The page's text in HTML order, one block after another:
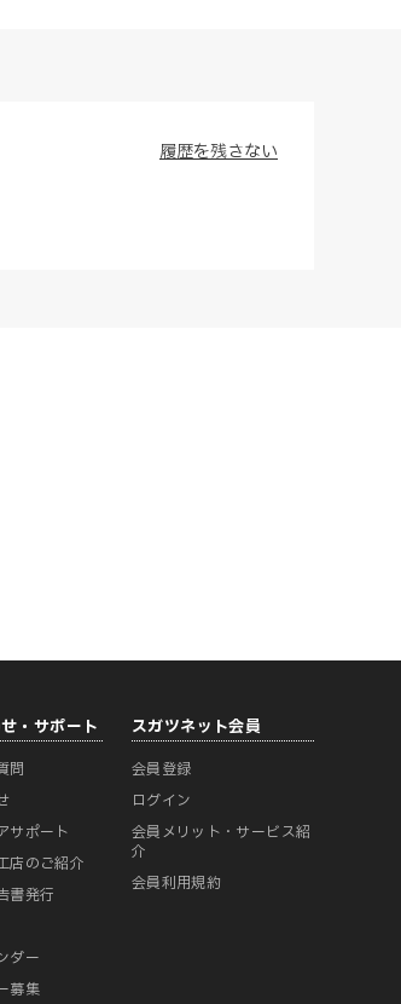
履歴を残さない
・サポート
問
サポート
店のご紹介
書発行
ダー
募集
スガツネット会員
会員登録
ログイン
会員メリット・サービス紹
介
会員利用規約